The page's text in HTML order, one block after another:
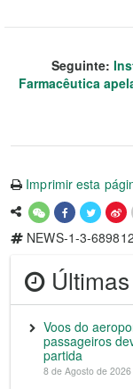
Seguinte:
Farmacêutica
Imprimir esta
NEWS-1-3-689812
Voos do
passageiros
partida
8 de Agosto de